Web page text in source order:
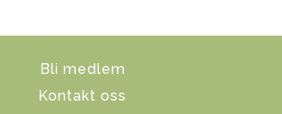
Bli medlem
Kontakt oss